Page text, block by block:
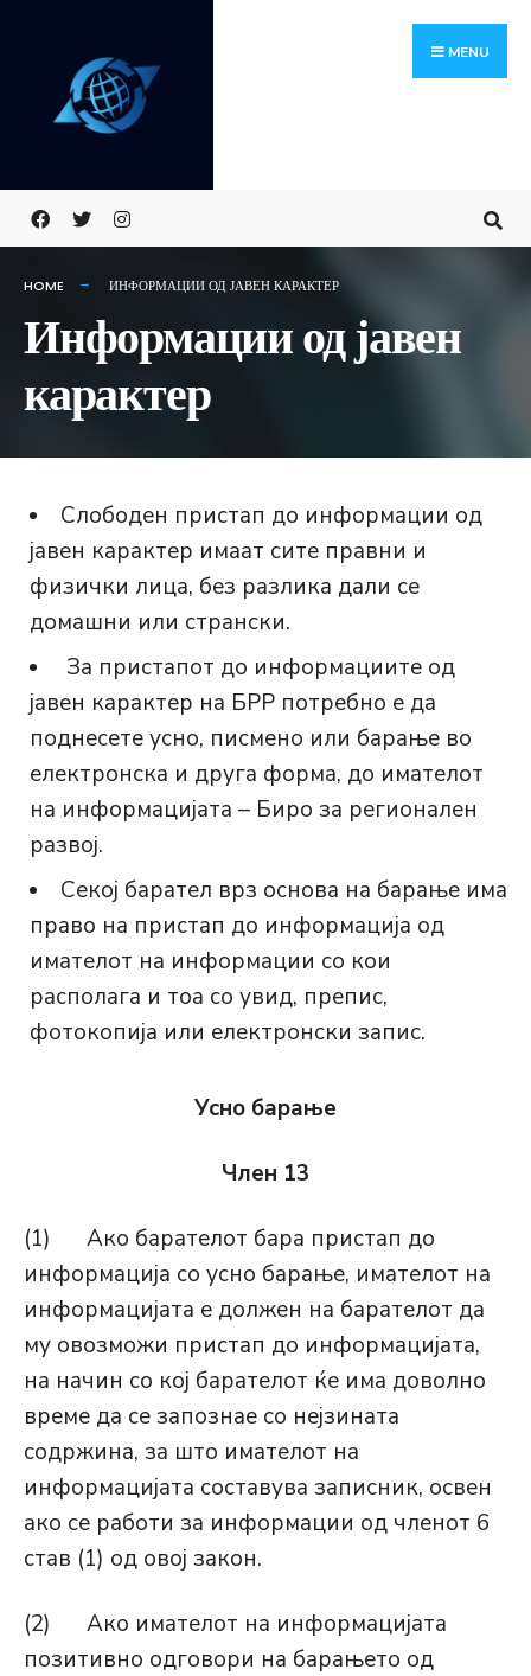
content
MENU
HOME ИНФОРМАЦИИ ОД ЈАВЕН КАРАКТЕР
Информации од јавен
карактер
Слободен пристап до информации од
јавен карактер имаат сите правни и
физички лица, без разлика дали се
домашни или странски.
За пристапот до информациите од
јавен карактер на БРР потребно е да
поднесете усно, писмено или барање во
електронска и друга форма, до имателот
на информацијата – Биро за регионален
развој.
Секој барател врз основа на барање има
право на пристап до информација од
имателот на информации со кои
располага и тоа со увид, препис,
фотокопија или електронски запис.
Усно барање
Член 13
(1) Ако барателот бара пристап до
информација со усно барање, имателот на
информацијата е должен на барателот да
му овозможи пристап до информацијата,
на начин со кој барателот ќе има доволно
време да се запознае со нејзината
содржина, за што имателот на
информацијата составува записник, освен
ако се работи за информации од членот 6
став (1) од овој закон.
(2) Ако имателот на информацијата
позитивно одговори на барањето од